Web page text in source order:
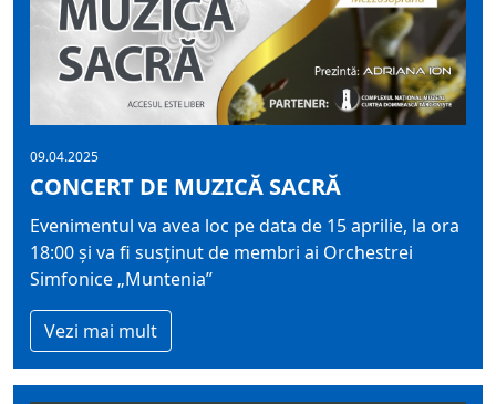
09.04.2025
CONCERT DE MUZICĂ SACRĂ
Evenimentul va avea loc pe data de 15 aprilie, la ora
18:00 și va fi susținut de membri ai Orchestrei
Simfonice „Muntenia”
Vezi mai mult